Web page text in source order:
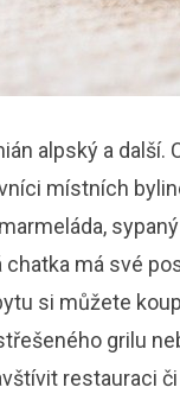
alpský a
místních
má své
si můžete
grilu
restauraci